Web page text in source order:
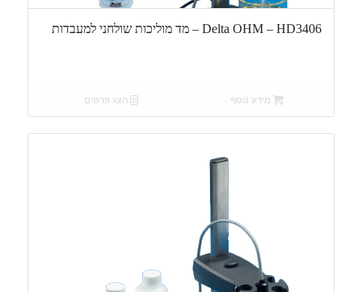
Delta OHM – HD3406 – מד מוליכות שולחני למעבדות
מידע נוסף הצג פרטים